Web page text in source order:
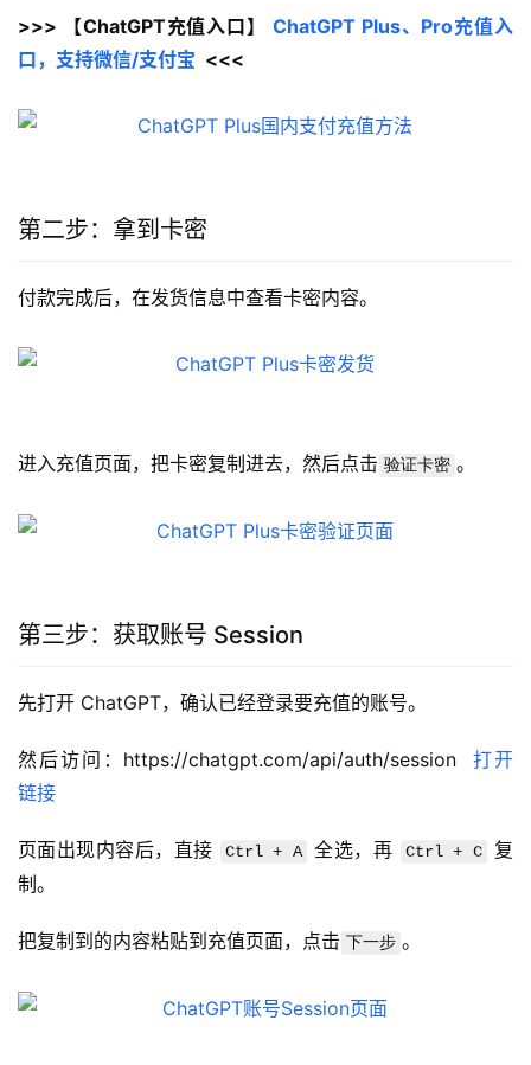
>>> 【ChatGPT充值入口】 ChatGPT Plus、Pro充值入
口，支持微信/支付宝
  <<<
第二步：拿到卡密
付款完成后，在发货信息中查看卡密内容。
进入充值页面，把卡密复制进去，然后点击 验证卡密 。
第三步：获取账号 Session
先打开 ChatGPT，确认已经登录要充值的账号。
然后访问：https://chatgpt.com/api/auth/session 打开
链接
页面出现内容后，直接 Ctrl + A 全选，再 Ctrl + C
复
制。
把复制到的内容粘贴到充值页面，点击 下一步 。